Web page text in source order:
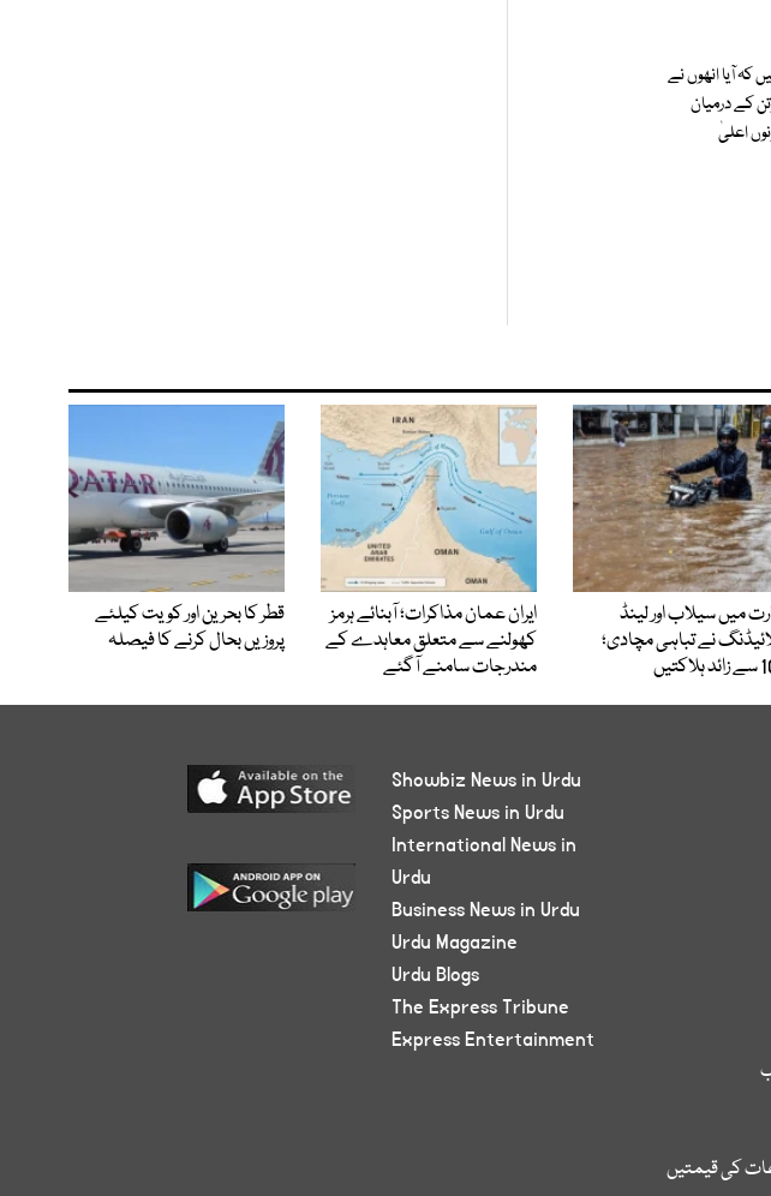
آیا انھوں نے
کے درمیان
کے موقع پر دونوں اعلیٰ
میں سیلاب اور لینڈ
نے تباہی مچادی؛
ایران عمان مذاکرات؛ آبنائے ہرمز
کھولنے سے متعلق معاہدے کے
مندرجات سامنے آگئے
قطر کا بحرین اور کویت کیلئے
پروزیں بحال کرنے کا فیصلہ
کی قیمتیں
Showbiz News in Urdu
Sports News in Urdu
International News in
Urdu
Business News in Urdu
Urdu Magazine
Urdu Blogs
The Express Tribune
Express Entertainment